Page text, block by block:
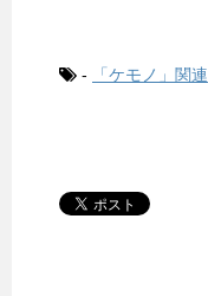
- 「ケモノ」関連